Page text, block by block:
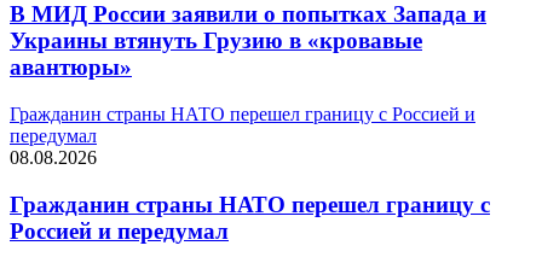
В МИД России заявили о попытках Запада и
Украины втянуть Грузию в «кровавые
авантюры»
Гражданин страны НАТО перешел границу с Россией и
передумал
08.08.2026
Гражданин страны НАТО перешел границу с
Россией и передумал